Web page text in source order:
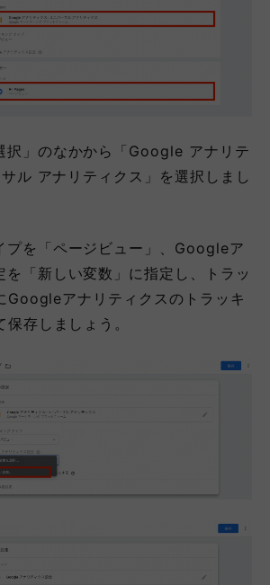
択」のなかから「Google アナリテ
ル アナリティクス」を選択しまし
プを「ページビュー」、Googleア
「新しい変数」に指定し、トラッ
Googleアナリティクスのトラッキ
存しましょう。